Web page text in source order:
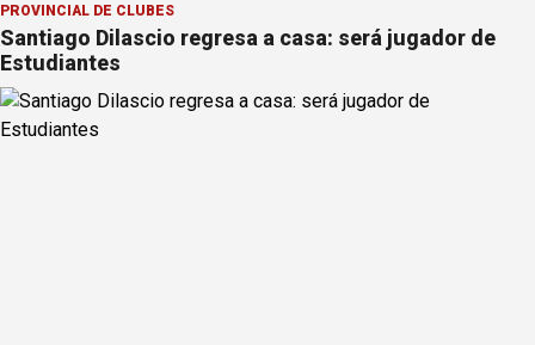
PROVINCIAL DE CLUBES
Santiago Dilascio regresa a casa: será jugador de
Estudiantes